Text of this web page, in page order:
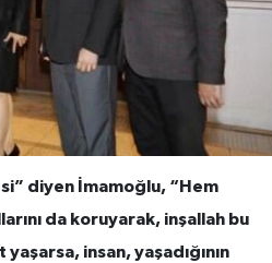
diyen İmamoğlu, “Hem
da koruyarak, inşallah bu
insan, yaşadığının